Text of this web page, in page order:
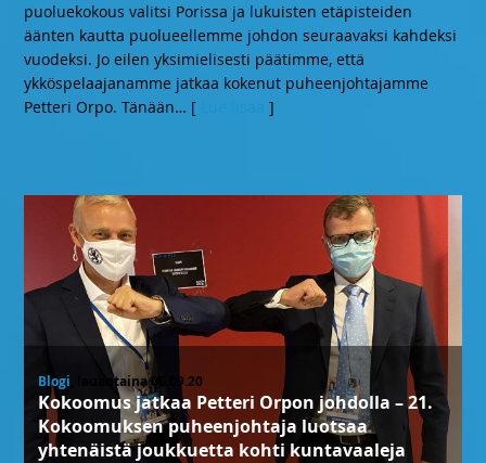
puoluekokous valitsi Porissa ja lukuisten etäpisteiden
äänten kautta puolueellemme johdon seuraavaksi kahdeksi
vuodeksi. Jo eilen yksimielisesti päätimme, että
ykköspelaajanamme jatkaa kokenut puheenjohtajamme
Petteri Orpo. Tänään… [ ]
Blogi , lauantaina 05.09.20
Kokoomus jatkaa Petteri Orpon johdolla – 21.
Kokoomuksen puheenjohtaja luotsaa
yhtenäistä joukkuetta kohti kuntavaaleja